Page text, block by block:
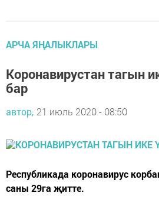
АРЧА ЯҢАЛЫКЛАРЫ
Коронавирустан тагын
бар
автор, 21 июль 2020 - 08:50
Республикада коронавирус
саны 29га җитте.